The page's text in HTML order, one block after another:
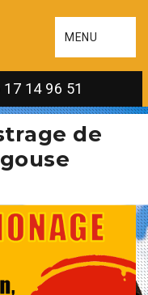
MENU
17 14 96 51
de